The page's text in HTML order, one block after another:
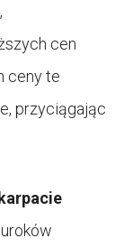
cen
ceny te
przyciągając